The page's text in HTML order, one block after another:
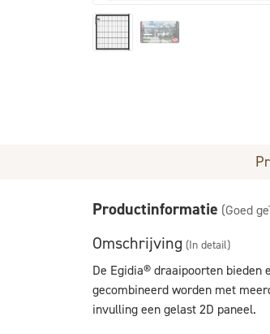
Productinformatie (Goed
Omschrijving (In detail)
De Egidia® draaipoorten
gecombineerd worden met
invulling een gelast 2D paneel.